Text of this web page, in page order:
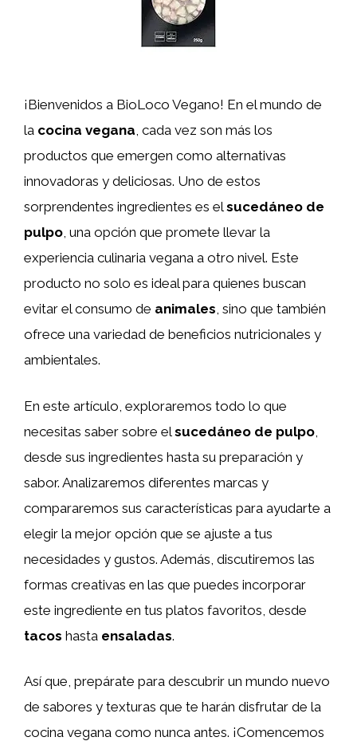
¡Bienvenidos a BioLoco Vegano! En el mundo de
la cocina vegana, cada vez son más los
productos que emergen como alternativas
innovadoras y deliciosas. Uno de estos
sorprendentes ingredientes es elsucedáneo de
pulpo, una opción que promete llevar la
experiencia culinaria vegana a otro nivel. Este
producto no solo es ideal para quienes buscan
evitar el consumo de animales, sino que también
ofrece una variedad de beneficios nutricionales y
ambientales.
En este artículo, exploraremos todo lo que
necesitas saber sobre elsucedáneo de pulpo
desde sus ingredientes hasta su preparación y
sabor. Analizaremos diferentes marcas y
compararemos sus características para ayudarte a
elegir la mejor opción que se ajuste a tus
necesidades y gustos. Además, discutiremos las
formas creativas en las que puedes incorporar
este ingrediente en tus platos favoritos, desde
tacos hasta ensaladas.
Así que, prepárate para descubrir un mundo nuevo
de sabores y texturas que te harán disfrutar de la
cocina vegana como nunca antes. ¡Comencemos